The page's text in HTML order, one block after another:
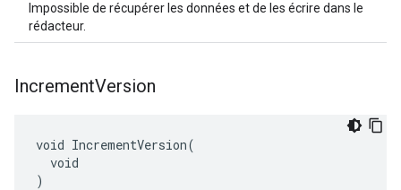
Impossible de récupérer les données et de les écrire dans le
rédacteur.
IncrementVersion
void IncrementVersion(
  void
)